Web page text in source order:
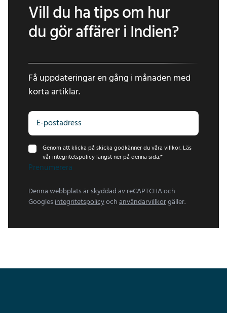
Vill du ha tips om hur
du gör affärer i Indien?
Få uppdateringar en gång i månaden med
korta artiklar.
Genom att klicka på skicka godkänner du våra villkor. Läs
vår integritetspolicy längst ner på denna sida.*
Prenumerera
Denna webbplats är skyddad av reCAPTCHA och
Googlesintegritetspolicyochanvändarvillkorgäller.